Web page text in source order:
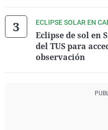
ECLIPSE SOLAR EN
Eclipse de sol en
del TUS para
observación